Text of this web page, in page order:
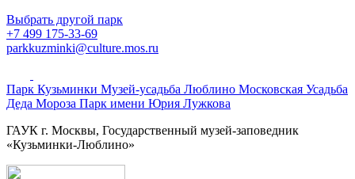
Выбрать другой парк
+7 499 175-33-69
parkkuzminki@culture.mos.ru
Парк Кузьминки Музей-усадьба Люблино Московская Усадьба
Деда Мороза Парк имени Юрия Лужкова
ГАУК г. Москвы, Государственный музей-заповедник
«Кузьминки-Люблино»